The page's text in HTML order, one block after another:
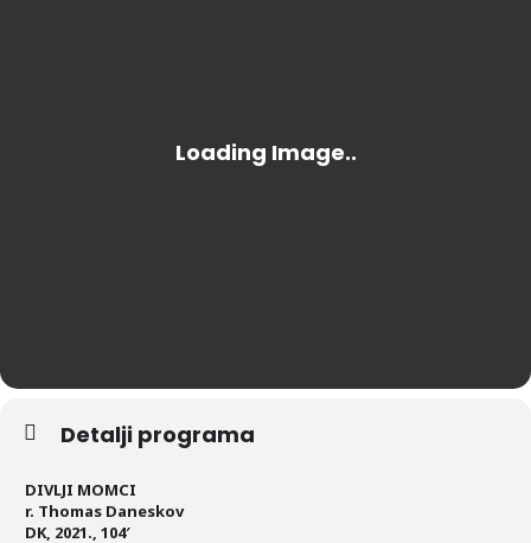
Detalji programa
DIVLJI MOMCI
r. Thomas Daneskov
DK, 2021., 104′